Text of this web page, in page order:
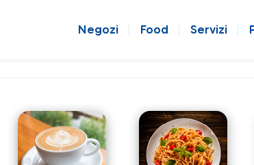
Negozi Food Servizi